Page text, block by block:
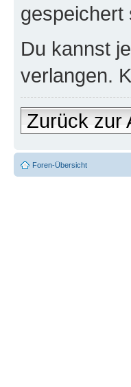
gespeichert
Du kannst
verlangen.
Zurück zur
Foren-Übersicht